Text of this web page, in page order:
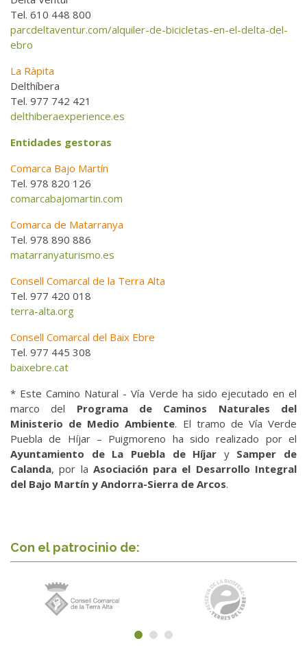
Tel. 610 448 800
parcdeltaventur.com/alquiler-de-bicicletas-en-el-delta-del-
ebro
La Ràpita
Delthíbera
Tel. 977 742 421
delthiberaexperience.es
Entidades gestoras
Comarca Bajo Martín
Tel. 978 820 126
comarcabajomartin.com
Comarca de Matarranya
Tel. 978 890 886
matarranyaturismo.es
Consell Comarcal de la Terra Alta
Tel. 977 420 018
terra-alta.org
Consell Comarcal del Baix Ebre
Tel. 977 445 308
baixebre.cat
* Este Camino Natural - Vía Verde ha sido ejecutado en el
marco del Programa de Caminos Naturales del
Ministerio de Medio Ambiente. El tramo de Vía Verde
Puebla de Híjar – Puigmoreno ha sido realizado por el
Ayuntamiento de La Puebla de Híjar y Samper de
Calanda, por la Asociación para el Desarrollo Integral
del Bajo Martín y Andorra-Sierra de Arcos.
Con el patrocinio de: